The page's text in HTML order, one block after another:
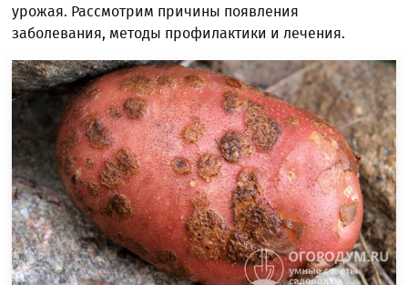
урожая. Рассмотрим причины появления
заболевания, методы профилактики и лечения.